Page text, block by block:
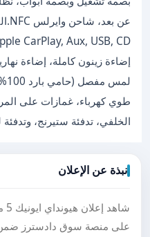
طوي كهرباء، غمازات على
الخلفي، تدفئة ستيرنج، وتدفئة للمرايا
نبذة عن الإعلان
على منصة سوق دادسترز